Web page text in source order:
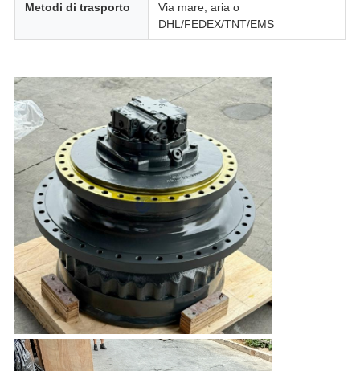
Metodi di trasporto
Via mare, aria o
DHL/FEDEX/TNT/EMS